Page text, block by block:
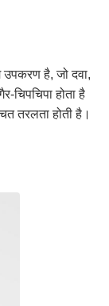
उपकरण है, जो दवा,
चिपचिपा होता है
तरलता होती है।